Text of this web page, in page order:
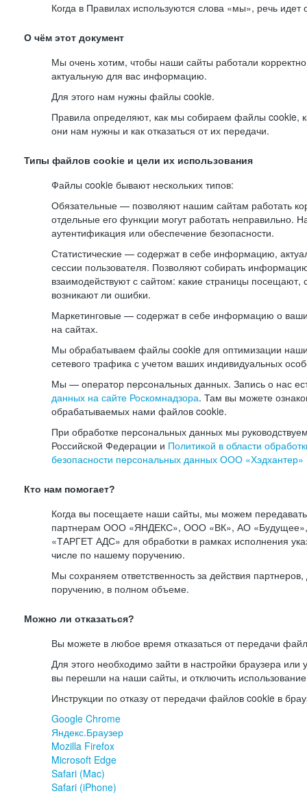
Когда в Правилах используются слова «мы», речь
О чём этот документ
Мы очень хотим, чтобы наши сайты работали
актуальную для вас информацию.
Для этого нам нужны файлы cookie.
Правила определяют, как мы собираем файлы cookie,
они нам нужны и как отказаться от их передачи.
Типы файлов cookie и цели их использования
Файлы cookie бывают нескольких типов:
Обязательные — позволяют нашим сайтам работать
отдельные его функции могут работать неправильно.
аутентификация или обеспечение безопасности.
Статистические — содержат в себе информацию,
сессии пользователя. Позволяют собирать
взаимодействуют с сайтом: какие страницы посещают,
возникают ли ошибки.
Маркетинговые — содержат в себе информацию о
на сайтах.
Мы обрабатываем файлы cookie для оптимизации
сетевого трафика с учетом ваших индивидуальных
Мы — оператор персональных данных. Запись о нас
данных на сайте Роскомнадзора. Там вы можете
обрабатываемых нами файлов cookie.
При обработке персональных данных мы
Российской Федерации и Политикой в области
безопасности персональных данных ООО «Хэдхантер»
Кто нам помогает?
Когда вы посещаете наши сайты, мы можем
партнерам ООО «ЯНДЕКС», ООО «ВК», АО
«ТАРГЕТ АДС» для обработки в рамках исполнения
числе по нашему поручению.
Мы сохраняем ответственность за действия
поручению, в полном объеме.
Можно ли отказаться?
Вы можете в любое время отказаться от передачи
Для этого необходимо зайти в настройки браузера или
вы перешли на наши сайты, и отключить
Инструкции по отказу от передачи файлов cookie в
Google Chrome
Яндекс.Браузер
Mozilla Firefox
Microsoft Edge
Safari (Mac)
Safari (iPhone)